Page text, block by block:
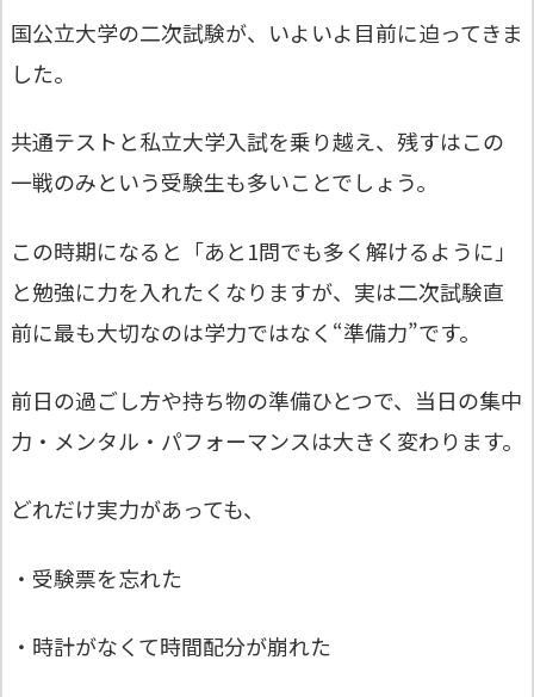
国公立大学の二次試験が、いよいよ目前に迫ってきま
した。
共通テストと私立大学入試を乗り越え、残すはこの
一戦のみという受験生も多いことでしょう。
この時期になると「あと1問でも多く解けるように」
と勉強に力を入れたくなりますが、実は二次試験直
前に最も大切なのは学力ではなく“準備力”です。
前日の過ごし方や持ち物の準備ひとつで、当日の集中
力・メンタル・パフォーマンスは大きく変わります。
どれだけ実力があっても、
・受験票を忘れた
・時計がなくて時間配分が崩れた